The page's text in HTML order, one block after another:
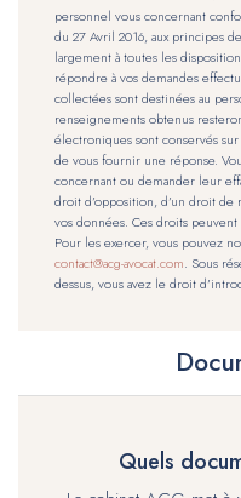
personnel vous concernant
du 27 Avril 2016, aux principes
largement à toutes les
répondre à vos demandes
collectées sont destinées au
renseignements obtenus
électroniques sont conservés
de vous fournir une réponse.
concernant ou demander leur
droit d’opposition, d’un droit
vos données. Ces droits
Pour les exercer, vous pouvez
contact@acg-avocat.com. Sous
dessus, vous avez le droit
Quels